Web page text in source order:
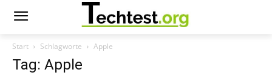
Start Schlagworte Apple
Tag: Apple